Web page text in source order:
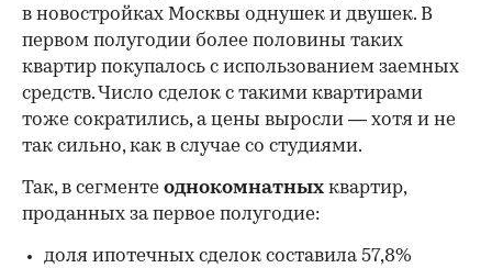
в новостройках Москвы однушек и двушек. В
первом полугодии более половины таких
квартир покупалось с использованием заемных
средств. Число сделок с такими квартирами
тоже сократились, а цены выросли — хотя и не
так сильно, как в случае со студиями.
Так, в сегменте однокомнатных квартир,
проданных за первое полугодие:
доля ипотечных сделок составила 57,8%